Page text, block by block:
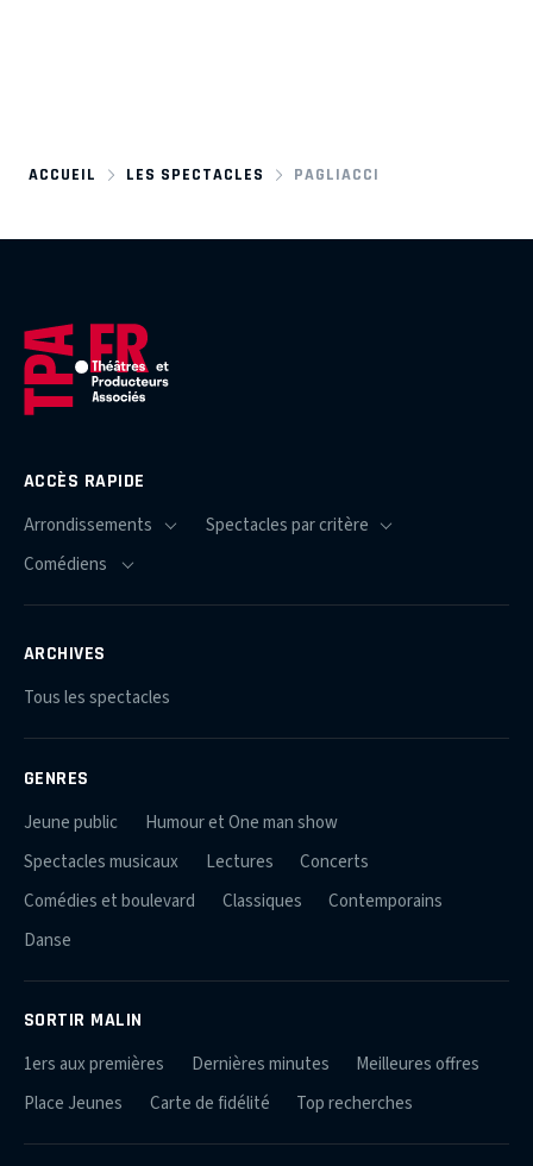
ACCUEIL LES SPECTACLES PAGLIACCI
ACCÈS RAPIDE
ARCHIVES
Tous les spectacles
GENRES
Jeune public
Humour et One man show
Spectacles musicaux
Lectures
Concerts
Comédies et boulevard
Classiques
Contemporains
Danse
SORTIR MALIN
1ers aux premières Dernières minutes
Meilleures offres
Place Jeunes
Carte de fidélité Top recherches